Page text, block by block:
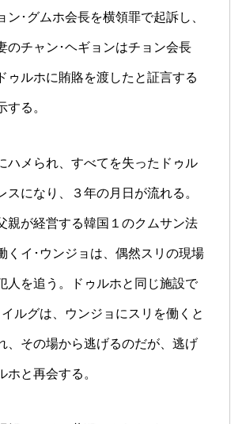
ン･グムホ会長を横領罪で起訴し、
のチャン･ヘギョンはチョン会長
ゥルホに賄賂を渡したと証言する
する。
ハメられ、すべてを失ったドゥル
スになり、３年の月日が流れる。
親が経営する韓国１のクムサン法
くイ･ウンジョは、偶然スリの現場
人を追う。ドゥルホと同じ施設で
ルグは、ウンジョにスリを働くと
、その場から逃げるのだが、逃げ
ホと再会する。